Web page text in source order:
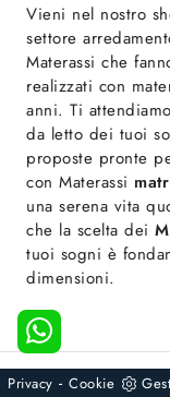
Vieni nel nostro
settore
Materassi che
realizzati con
anni. Ti
da letto dei tuoi
proposte pronte
con Materassi
una serena vita
che la scelta dei
tuoi sogni è
dimensioni.
Privacy - Cookie